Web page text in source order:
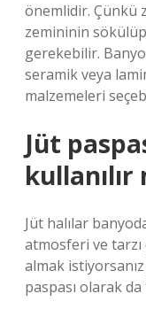
önemlidir. Çünkü
zemininin sökülüp
gerekebilir.
seramik veya
malzemeleri
Jüt
kullanılır
Jüt halılar
atmosferi ve tarzı
almak
paspası olarak